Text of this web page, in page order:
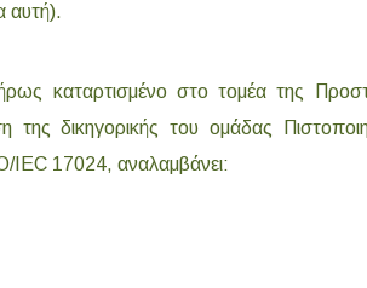
αυτή).
καταρτισμένο στο τομέα της
της δικηγορικής του ομάδας
IEC 17024, αναλαμβάνει: